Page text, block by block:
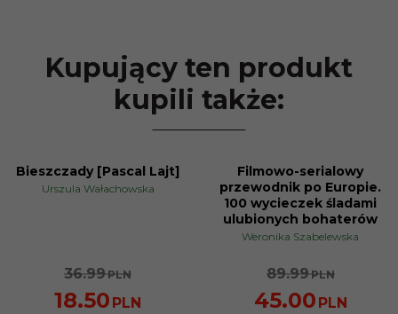
Kupujący ten produkt
kupili także:
Bieszczady [Pascal Lajt]
Urszula Wałachowska
36.99PLN
18.50 PLN
PROMOCJA
Filmowo-serialowy
przewodnik po Europie.
100 wycieczek śladami
ulubionych bohaterów
Weronika Szabelewska
89.99PLN
45.00 PLN